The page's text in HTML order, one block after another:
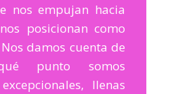
nos empujan hacia
posicionan como
damos cuenta de
punto somos
llenas